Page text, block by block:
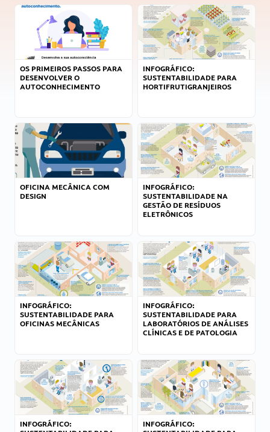
OS PRIMEIROS PASSOS PARA
DESENVOLVER O
AUTOCONHECIMENTO
INFOGRÁFICO:
SUSTENTABILIDADE PARA
HORTIFRUTIGRANJEIROS
OFICINA MECÂNICA COM
DESIGN
INFOGRÁFICO:
SUSTENTABILIDADE NA
GESTÃO DE RESÍDUOS
ELETRÔNICOS
INFOGRÁFICO:
SUSTENTABILIDADE PARA
OFICINAS MECÂNICAS
INFOGRÁFICO:
SUSTENTABILIDADE PARA
LABORATÓRIOS DE ANÁLISES
CLÍNICAS E DE PATOLOGIA
INFOGRÁFICO:
INFOGRÁFICO: